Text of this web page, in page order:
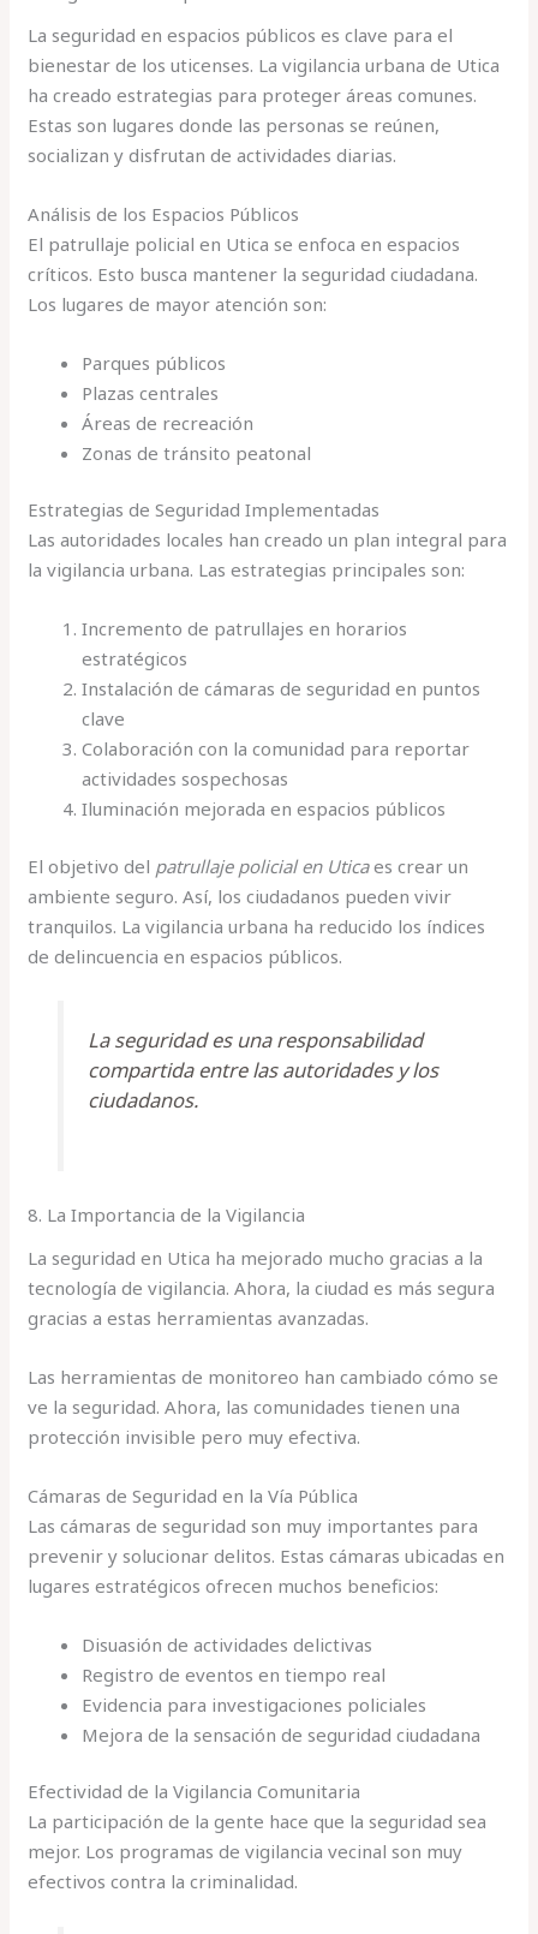
La seguridad en espacios públicos es clave para el
bienestar de los uticenses. La vigilancia urbana de Utica
ha creado estrategias para proteger áreas comunes.
Estas son lugares donde las personas se reúnen,
socializan y disfrutan de actividades diarias.
Análisis de los Espacios Públicos
El patrullaje policial en Utica se enfoca en espacios
críticos. Esto busca mantener la seguridad ciudadana.
Los lugares de mayor atención son:
Parques públicos
Plazas centrales
Áreas de recreación
Zonas de tránsito peatonal
Estrategias de Seguridad Implementadas
Las autoridades locales han creado un plan integral para
la vigilancia urbana. Las estrategias principales son:
Incremento de patrullajes en horarios
estratégicos
Instalación de cámaras de seguridad en puntos
clave
Colaboración con la comunidad para reportar
actividades sospechosas
Iluminación mejorada en espacios públicos
El objetivo del patrullaje policial en Uticaes crear un
ambiente seguro. Así, los ciudadanos pueden vivir
tranquilos. La vigilancia urbana ha reducido los índices
de delincuencia en espacios públicos.
La seguridad es una responsabilidad
compartida entre las autoridades y los
ciudadanos.
8. La Importancia de la Vigilancia
La seguridad en Utica ha mejorado mucho gracias a la
tecnología de vigilancia. Ahora, la ciudad es más segura
gracias a estas herramientas avanzadas.
Las herramientas de monitoreo han cambiado cómo se
ve la seguridad. Ahora, las comunidades tienen una
protección invisible pero muy efectiva.
Cámaras de Seguridad en la Vía Pública
Las cámaras de seguridad son muy importantes para
prevenir y solucionar delitos. Estas cámaras ubicadas en
lugares estratégicos ofrecen muchos beneficios:
Disuasión de actividades delictivas
Registro de eventos en tiempo real
Evidencia para investigaciones policiales
Mejora de la sensación de seguridad ciudadana
Efectividad de la Vigilancia Comunitaria
La participación de la gente hace que la seguridad sea
mejor. Los programas de vigilancia vecinal son muy
efectivos contra la criminalidad.